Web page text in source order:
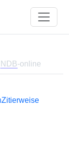
NDB-online
Zitierweise